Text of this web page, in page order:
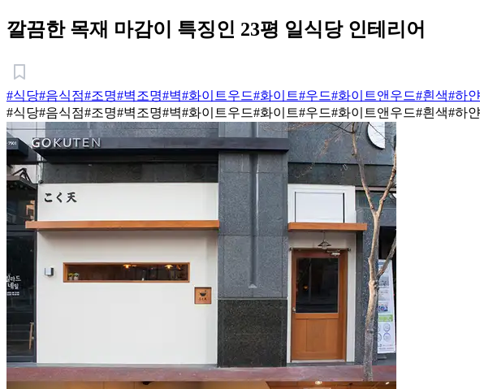
깔끔한 목재 마감이 특징인 23평 일식당 인테리어
#식당#음식점#조명#벽조명#벽#화이트우드#화이트#우드#화이트앤우드#흰색#하
#식당#음식점#조명#벽조명#벽#화이트우드#화이트#우드#화이트앤우드#흰색#하